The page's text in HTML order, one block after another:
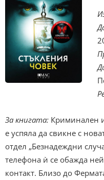
За книгата: Криминален
е успяла да свикне с
отдел „Безнадеждни
телефона ѝ се обажда
контакт. Близо до